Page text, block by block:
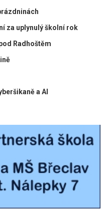
za uplynulý školní rok
Radhoštěm
a AI